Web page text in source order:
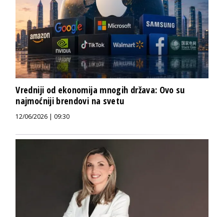
Vredniji od ekonomija mnogih država: Ovo su
najmoćniji brendovi na svetu
12/06/2026 | 09:30